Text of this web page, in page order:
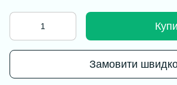
Замовити